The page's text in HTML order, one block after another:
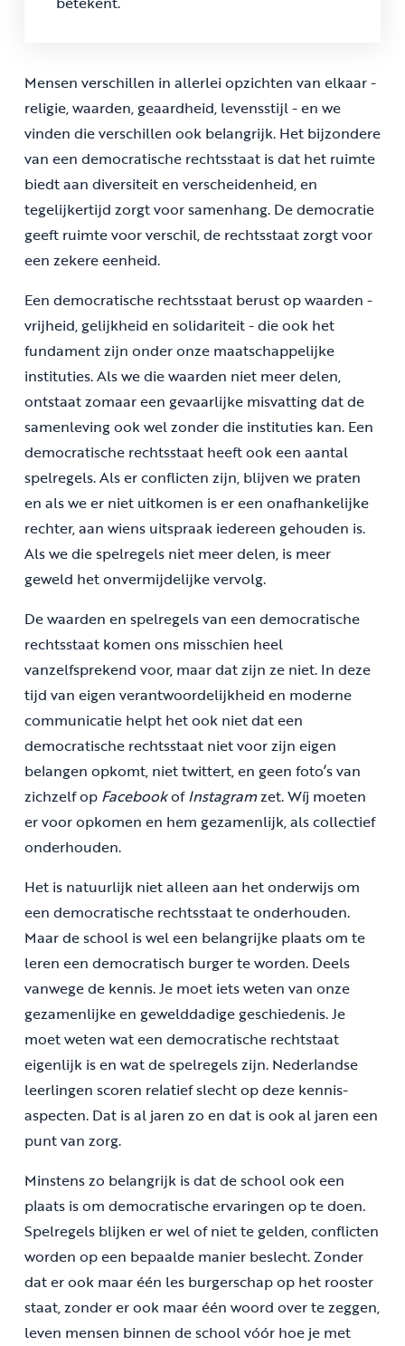
Mensen verschillen in allerlei opzichten van elkaar -
religie, waarden, geaardheid, levensstijl - en we
vinden die verschillen ook belangrijk. Het bijzondere
van een democratische rechtsstaat is dat het ruimte
biedt aan diversiteit en verscheidenheid, en
tegelijkertijd zorgt voor samenhang. De democratie
geeft ruimte voor verschil, de rechtsstaat zorgt voor
een zekere eenheid.
Een democratische rechtsstaat berust op waarden -
vrijheid, gelijkheid en solidariteit - die ook het
fundament zijn onder onze maatschappelijke
instituties. Als we die waarden niet meer delen,
ontstaat zomaar een gevaarlijke misvatting dat de
samenleving ook wel zonder die instituties kan. Een
democratische rechtsstaat heeft ook een aantal
spelregels. Als er conflicten zijn, blijven we praten
en als we er niet uitkomen is er een onafhankelijke
rechter, aan wiens uitspraak iedereen gehouden is.
Als we die spelregels niet meer delen, is meer
geweld het onvermijdelijke vervolg.
De waarden en spelregels van een democratische
rechtsstaat komen ons misschien heel
vanzelfsprekend voor, maar dat zijn ze niet. In deze
tijd van eigen verantwoordelijkheid en moderne
communicatie helpt het ook niet dat een
democratische rechtsstaat niet voor zijn eigen
belangen opkomt, niet twittert, en geen foto’s van
zichzelf op FacebookofInstagramzet. Wíj moeten
er voor opkomen en hem gezamenlijk, als collectief
onderhouden.
Het is natuurlijk niet alleen aan het onderwijs om
een democratische rechtsstaat te onderhouden.
Maar de school is wel een belangrijke plaats om te
leren een democratisch burger te worden. Deels
vanwege de kennis. Je moet iets weten van onze
gezamenlijke en gewelddadige geschiedenis. Je
moet weten wat een democratische rechtstaat
eigenlijk is en wat de spelregels zijn. Nederlandse
leerlingen scoren relatief slecht op deze kennis-
aspecten. Dat is al jaren zo en dat is ook al jaren een
punt van zorg.
Minstens zo belangrijk is dat de school ook een
plaats is om democratische ervaringen op te doen.
Spelregels blijken er wel of niet te gelden, conflicten
worden op een bepaalde manier beslecht. Zonder
dat er ook maar één les burgerschap op het rooster
staat, zonder er ook maar één woord over te zeggen,
leven mensen binnen de school vóór hoe je met